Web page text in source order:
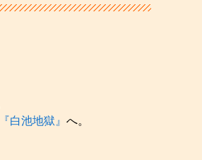
『白池地獄』 へ。